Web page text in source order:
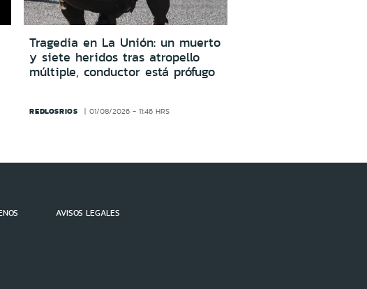
Tragedia en La Unión: un muerto
y siete heridos tras atropello
múltiple, conductor está prófugo
REDLOSRIOS 01/08/2026 - 11:46 HRS
AVISOS LEGALES